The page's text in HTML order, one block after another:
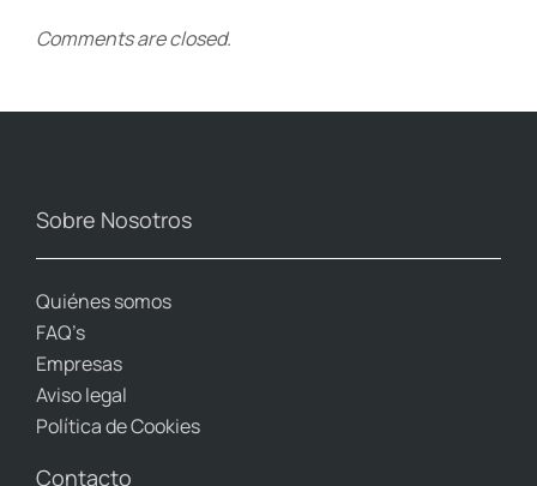
Comments are closed.
Sobre Nosotros
Quiénes somos
FAQ’s
Empresas
Aviso legal
Política de Cookies
Contacto